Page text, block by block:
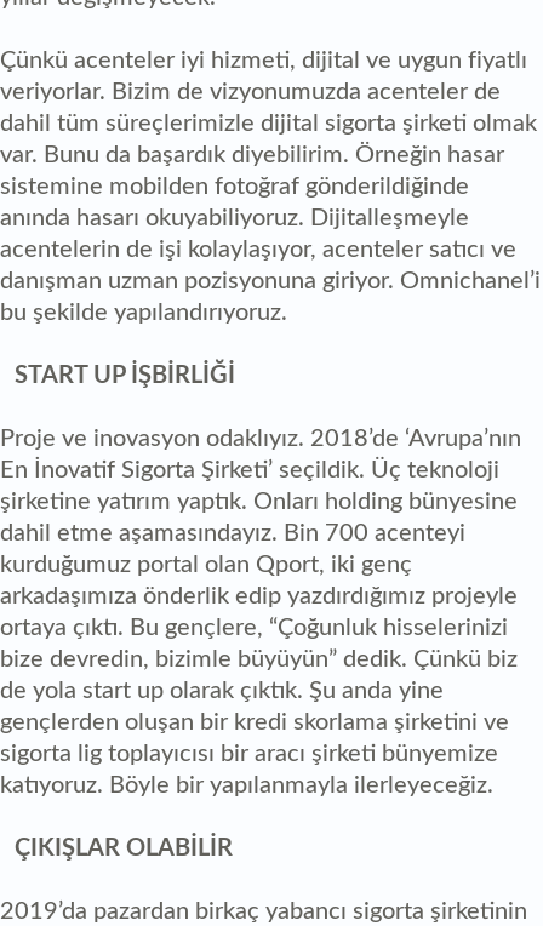
Çünkü acenteler iyi hizmeti, dijital ve uygun fiyatlı
veriyorlar. Bizim de vizyonumuzda acenteler de
dahil tüm süreçlerimizle dijital sigorta şirketi olmak
var. Bunu da başardık diyebilirim. Örneğin hasar
sistemine mobilden fotoğraf gönderildiğinde
anında hasarı okuyabiliyoruz. Dijitalleşmeyle
acentelerin de işi kolaylaşıyor, acenteler satıcı ve
danışman uzman pozisyonuna giriyor. Omnichanel’i
bu şekilde yapılandırıyoruz.
START UP İŞBİRLİĞİ
Proje ve inovasyon odaklıyız. 2018’de ‘Avrupa’nın
En İnovatif Sigorta Şirketi’ seçildik. Üç teknoloji
şirketine yatırım yaptık. Onları holding bünyesine
dahil etme aşamasındayız. Bin 700 acenteyi
kurduğumuz portal olan Qport, iki genç
arkadaşımıza önderlik edip yazdırdığımız projeyle
ortaya çıktı. Bu gençlere, “Çoğunluk hisselerinizi
bize devredin, bizimle büyüyün” dedik. Çünkü biz
de yola start up olarak çıktık. Şu anda yine
gençlerden oluşan bir kredi skorlama şirketini ve
sigorta lig toplayıcısı bir aracı şirketi bünyemize
katıyoruz. Böyle bir yapılanmayla ilerleyeceğiz.
ÇIKIŞLAR OLABİLİR
2019’da pazardan birkaç yabancı sigorta şirketinin